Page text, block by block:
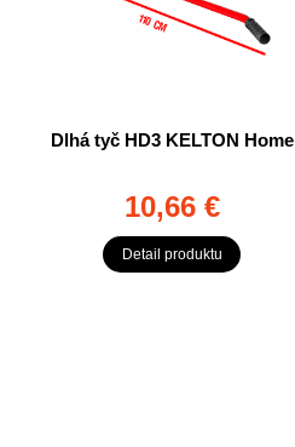
Dlhá tyč HD3 KELTON Home
10,66 €
Detail produktu